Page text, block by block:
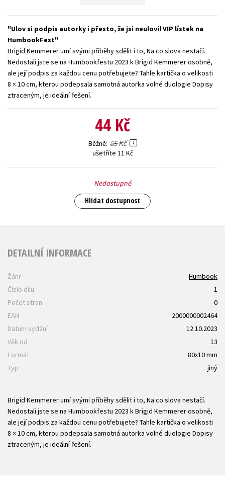
Young adult (SK)
Zahraniční literatura Zdraví a životní styl
Ulov si podpis autorky i přesto, že jsi neulovil VIP lístek na
HumbookFest
Brigid Kemmerer umí svými příběhy sdělit i to, Na co slova nestačí.
Nedostali jste se na Humbookfestu 2023 k Brigid Kemmerer osobně,
ale její podpis za každou cenu potřebujete? Tahle kartička o velikosti
8 × 10 cm, kterou podepsala samotná autorka volné duologie Dopisy
ztraceným, je ideální řešení.
44 Kč
Běžně 55 Kč
ušetříte 11 Kč
Nedostupné
Hlídat dostupnost
DETAILNÍ INFORMACE
Žánr
Humbook
Číslo dílu
1
Počet stran
0
EAN
2000000002464
Datum vydání
12.10.2023
Věk od
13
Formát
80x10 mm
Typ
jiný
Brigid Kemmerer umí svými příběhy sdělit i to, Na co slova nestačí.
Nedostali jste se na Humbookfestu 2023 k Brigid Kemmerer osobně,
ale její podpis za každou cenu potřebujete? Tahle kartička o velikosti
8 × 10 cm, kterou podepsala samotná autorka volné duologie Dopisy
ztraceným, je ideální řešení.